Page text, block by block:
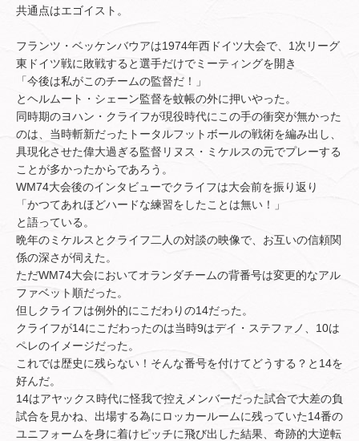
共通点はエゴイスト。
フランツ・ベッケンバウアは1974年西ドイツ大会で、1次リーグ
東ドイツ戦に敗戦すると選手だけでミーティングを開き
「今後は私がこのチームの監督だ！」
とヘルムート・シェーン監督を蚊帳の外に押いやった。
同時期のヨハン・クライフが現役時代にこの手の衝突が無かった
のは、当時斬新だったトータルフットボールの戦術を編み出し、
具現化させた偉大過ぎる監督リヌス・ミケルスの元でプレーする
ことが多かったからであろう。
WM74大会後のインタビューでクライフは大会前を振り返り
「かつてあれほどハードな練習をしたことは無い！」
と語っている。
晩年のミケルスとクライフ二人の対談の映像で、お互いの信頼関
係の深さが伺えた。
ただWM74大会においてオランダチームの背番号は変更的なアル
ファベット順だった。
但しクライフは例外的にこだわりの14だった。
クライフが14にこだわったのは当時9はデイ・ステファノ、10は
ペレのイメージだった。
これでは歴史に残らない！そんな番号を付けてどうする？と14を
好んだ。
14はアヤックス時代に怪我で控えメンバーだった試合で大差の負
試合を見かね、出場する為にロッカールームに残っていた14番の
ユニフォームを身に着けピッチに飛び出した結果、奇跡的大逆転